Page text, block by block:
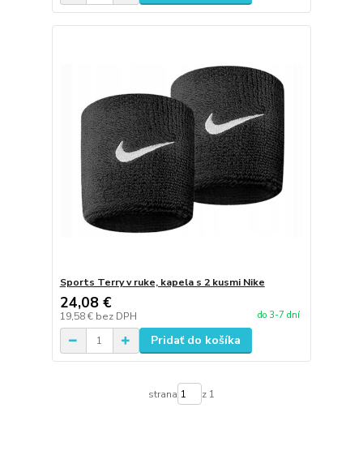
Sports Terry v ruke, kapela s 2 kusmi Nike
24,08 €
19,58 € bez DPH do 3-7 dní
Pridať do košíka
strana z 1